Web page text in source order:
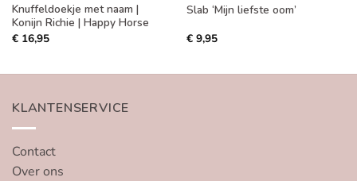
Knuffeldoekje met naam |
Konijn Richie | Happy Horse
€16,95
Slab ‘Mijn liefste oom’
€9,95
KLANTENSERVICE
Contact
Over ons